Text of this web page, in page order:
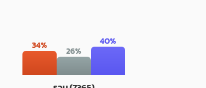
34% 26%
40%